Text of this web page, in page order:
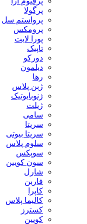
پرواستم سل
پرومکس
پورا لایت
ژبن پلاس
ژنوبایوتیک
سریتا بیوتی
سلوم پلاس
سوپکس
سون کویین
کالیما پلاس